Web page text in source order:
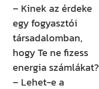
– Kinek az érdeke
egy fogyasztói
társadalomban,
hogy Te ne fizess
energia számlákat?
– Lehet-e a